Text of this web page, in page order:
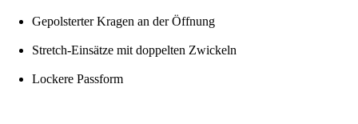
Gepolsterter Kragen an der Öffnung
Stretch-Einsätze mit doppelten Zwickeln
Lockere Passform